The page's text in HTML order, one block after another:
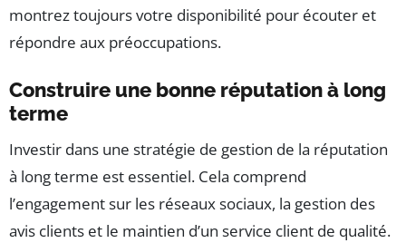
montrez toujours votre disponibilité pour écouter et
répondre aux préoccupations.
Construire une bonne réputation à long
terme
Investir dans une stratégie de gestion de la réputation
à long terme est essentiel. Cela comprend
l’engagement sur les réseaux sociaux, la gestion des
avis clients et le maintien d’un service client de qualité.